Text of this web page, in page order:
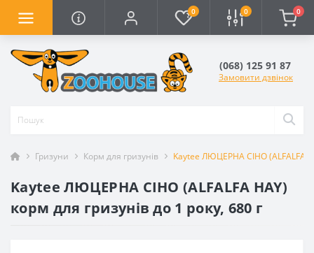
0 0 0
(068) 125 91 87
Замовити дзвінок
Гризуни Корм для гризунів Kaytee ЛЮЦЕРНА СІНО (ALFALFA
Kaytee ЛЮЦЕРНА СІНО (ALFALFA HAY)
корм для гризунів до 1 року, 680 г